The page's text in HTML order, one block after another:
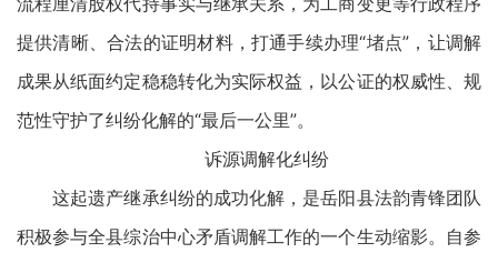
提供清晰、合法的证明材料，打通手续办理“堵点”，让调解
成果从纸面约定稳稳转化为实际权益，以公证的权威性、规
范性守护了纠纷化解的“最后一公里”。
诉源调解化纠纷
这起遗产继承纠纷的成功化解，是岳阳县法韵青锋团队
积极参与全县综治中心矛盾调解工作的一个生动缩影。自参